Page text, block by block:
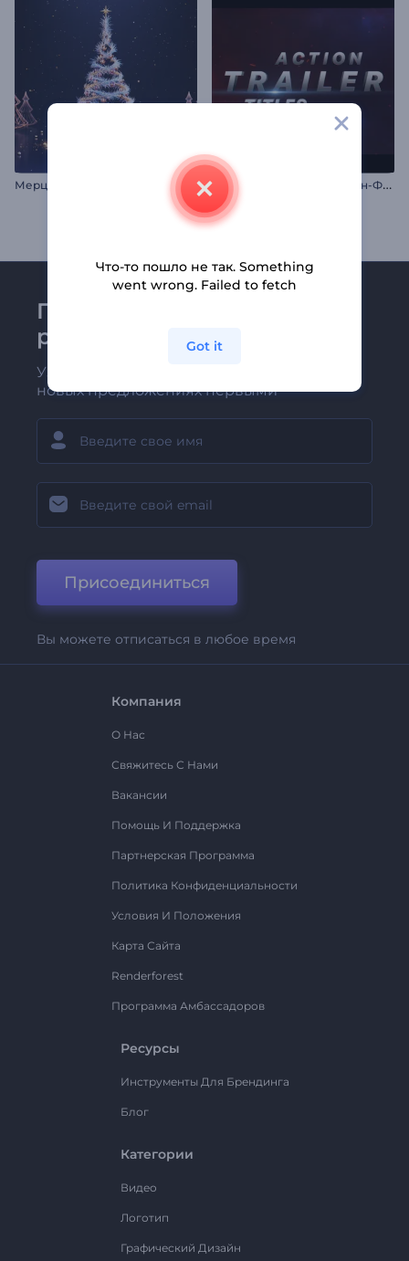
Мерцающая новогодняя елка Н
азвания Трейлеров Экшн-Фильмов
Присоединяйтесь к
рассылке Renderforest
Узнавайте о последних новостях и
новых предложениях первыми
Присоединиться
Вы можете отписаться в любое время
Компания
О Нас
Свяжитесь С Нами
Вакансии
Помощь И Поддержка
Партнерская Программа
Политика Конфиденциальности
Условия И Положения
Карта Сайта
Renderforest
Программа Амбассадоров
Ресурсы
Инструменты Для Брендинга
Блог
Категории
Видео
Логотип
Графический Дизайн
Что-то пошло не так. Something
went wrong. Failed to fetch
Got it